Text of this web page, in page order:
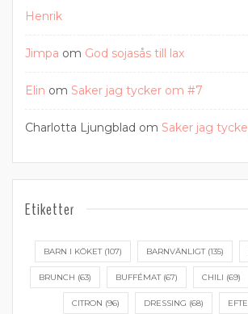
Henrik
Jimpa om God sojasås till lax
Elin om Saker jag tycker om #7
Charlotta Ljungblad om Saker jag
Etiketter
BARN I KÖKET(107) BARNVÄNLIGT(135)
BRUNCH (63) BUFFÉMAT(67) CHILI (69)
CITRON (96) DRESSING (68)